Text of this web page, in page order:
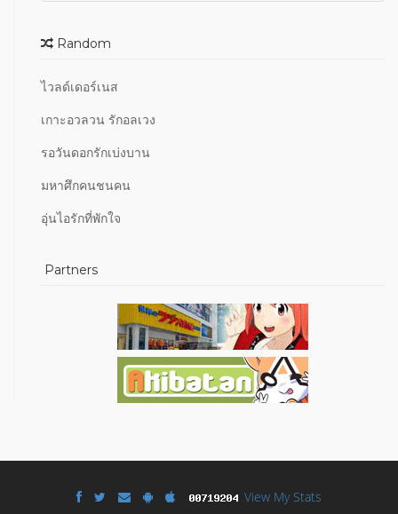
Random
ไวลด์เดอร์เนส
เกาะอวลวน รักอลเวง
รอวันดอกรักเบ่งบาน
มหาศึกคนชนคน
อุ่นไอรักที่พักใจ
Partners
View My Stats